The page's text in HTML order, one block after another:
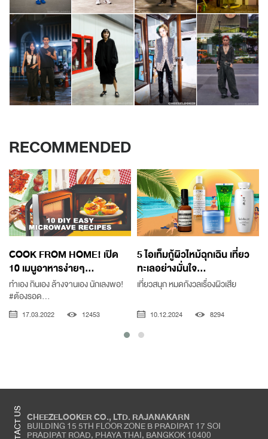
RECOMMENDED
COOK FROM HOME! เปิด
10 เมนูอาหารง่ายๆ...
ทำเอง กินเอง ล้างจานเอง นักเลงพอ!
#ต้องรอด...
17.03.2022 12453
5 ไอเท็มกู้ผิวไหม้ฉุกเฉิน เที่ยว
ทะเลอย่างมั่นใจ...
เที่ยวสนุก หมดกังวลเรื่องผิวเสีย
10.12.2024 8294
CHEEZELOOKER CO., LTD. RAJANAKARN
BUILDING 15 5TH FLOOR ZONE B PRADIPAT 17 SOI
PRADIPAT ROAD, PHAYA THAI, BANGKOK 10400